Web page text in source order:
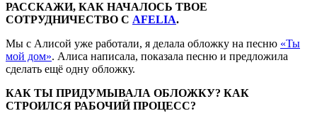
РАССКАЖИ, КАК НАЧАЛОСЬ ТВОЕ
СОТРУДНИЧЕСТВО С AFELIA.
Мы с Алисой уже работали, я делала обложку на песню «Ты
мой дом». Алиса написала, показала песню и предложила
сделать ещё одну обложку.
КАК ТЫ ПРИДУМЫВАЛА ОБЛОЖКУ? КАК
СТРОИЛСЯ РАБОЧИЙ ПРОЦЕСС?